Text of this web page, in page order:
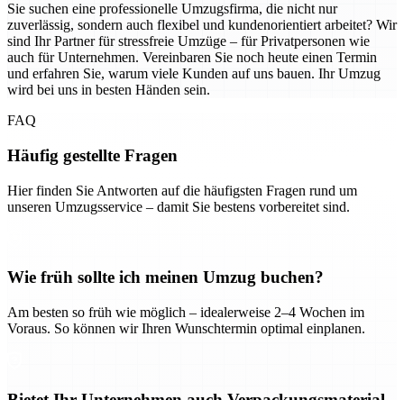
Sie suchen eine professionelle Umzugsfirma, die nicht nur
zuverlässig, sondern auch flexibel und kundenorientiert arbeitet? Wir
sind Ihr Partner für stressfreie Umzüge – für Privatpersonen wie
auch für Unternehmen. Vereinbaren Sie noch heute einen Termin
und erfahren Sie, warum viele Kunden auf uns bauen. Ihr Umzug
wird bei uns in besten Händen sein.
FAQ
Häufig gestellte Fragen
Hier finden Sie Antworten auf die häufigsten Fragen rund um
unseren Umzugsservice – damit Sie bestens vorbereitet sind.
Wie früh sollte ich meinen Umzug buchen?
Am besten so früh wie möglich – idealerweise 2–4 Wochen im
Voraus. So können wir Ihren Wunschtermin optimal einplanen.